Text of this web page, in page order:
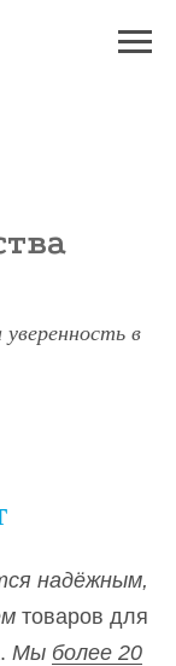
в
надёжным,
товаров для
Мы более 20